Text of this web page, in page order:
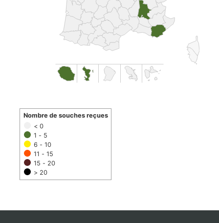
< 0
1 - 5
6 - 10
11 - 15
15 - 20
> 20
Nombre de souches reçues